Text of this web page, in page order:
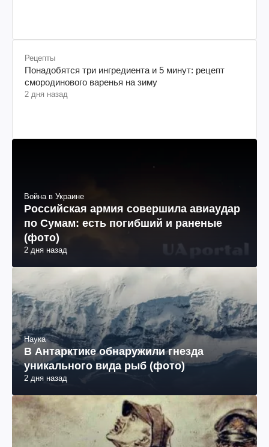
Рецепты
Понадобятся три ингредиента и 5 минут: рецепт
смородинового варенья на зиму
2 дня назад
Война в Украине
Российская армия совершила авиаудар
по Сумам: есть погибший и раненые
(фото)
2 дня назад
Наука
В Антарктике обнаружили гнезда
уникального вида рыб (фото)
2 дня назад